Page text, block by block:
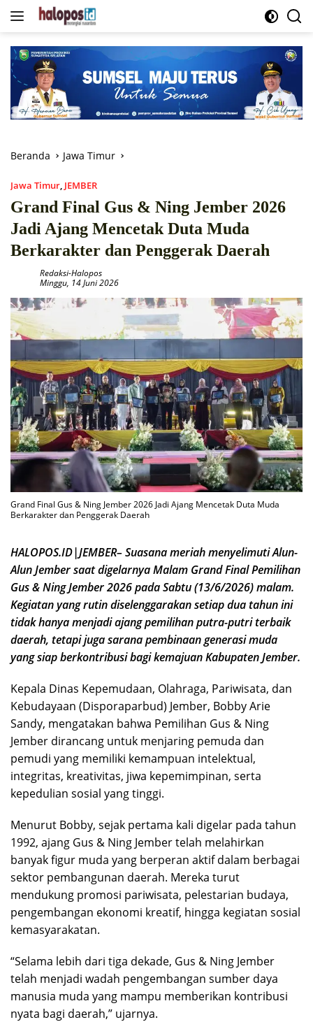
Langsung
Beranda Jawa Timur
Jawa Timur JEMBER
Grand Final Gus & Ning Jember 2026
Jadi Ajang Mencetak Duta Muda
Berkarakter dan Penggerak Daerah
Redaksi-Halopos
Minggu, 14 Juni 2026
Grand Final Gus & Ning Jember 2026 Jadi Ajang Mencetak Duta Muda
Berkarakter dan Penggerak Daerah
HALOPOS.ID|JEMBER– Suasana meriah menyelimuti Alun-
Alun Jember saat digelarnya Malam Grand Final Pemilihan
Gus & Ning Jember 2026 pada Sabtu (13/6/2026) malam.
Kegiatan yang rutin diselenggarakan setiap dua tahun ini
tidak hanya menjadi ajang pemilihan putra-putri terbaik
daerah, tetapi juga sarana pembinaan generasi muda
yang siap berkontribusi bagi kemajuan Kabupaten Jember.
Kepala Dinas Kepemudaan, Olahraga, Pariwisata, dan
Kebudayaan (Disporaparbud) Jember, Bobby Arie
Sandy, mengatakan bahwa Pemilihan Gus & Ning
Jember dirancang untuk menjaring pemuda dan
pemudi yang memiliki kemampuan intelektual,
integritas, kreativitas, jiwa kepemimpinan, serta
kepedulian sosial yang tinggi.
Menurut Bobby, sejak pertama kali digelar pada tahun
1992, ajang Gus & Ning Jember telah melahirkan
banyak figur muda yang berperan aktif dalam berbagai
sektor pembangunan daerah. Mereka turut
mendukung promosi pariwisata, pelestarian budaya,
pengembangan ekonomi kreatif, hingga kegiatan sosial
kemasyarakatan.
“Selama lebih dari tiga dekade, Gus & Ning Jember
telah menjadi wadah pengembangan sumber daya
manusia muda yang mampu memberikan kontribusi
nyata bagi daerah,” ujarnya.